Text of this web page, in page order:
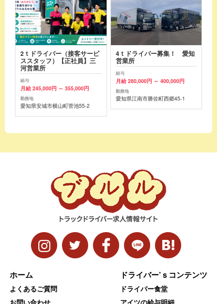
2ｔドライバー（接客サービ
ススタッフ）【正社員】三
河営業所
給与
月給 245,000円 ～ 355,000円
勤務地
愛知県安城市横山町菅池55-2
4ｔドライバー募集！ 愛知
営業所
給与
月給 280,000円 ～ 400,000円
勤務地
愛知県江南市勝佐町西郷45-1
ホーム
よくあるご質問
お問い合わせ
ドライバー’ｓコンテンツ
ドライバー食堂
アイツの給与明細